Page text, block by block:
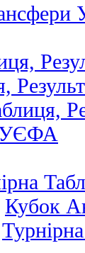
УЄФА
Кубок